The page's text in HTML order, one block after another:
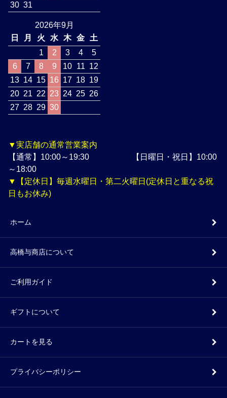
30 31
2026年9月
日
月 火 水 木 金
土
1
2 3 4
5
6
7 8 9 10 11 12
13 14 15 16 17 18 19
20 21 22 23 24 25 26
27 28 29 30
▼実店舗の通常営業案内
【通常】10:00～19:30 【日曜日・祝日】10:00
～18:00
▼【定休日】毎週水曜日・第二火曜日(定休日と重なる祝
日もお休み)
ホーム
高橋与商店について
ご利用ガイド
ギフトについて
カートを見る
プライバシーポリシー